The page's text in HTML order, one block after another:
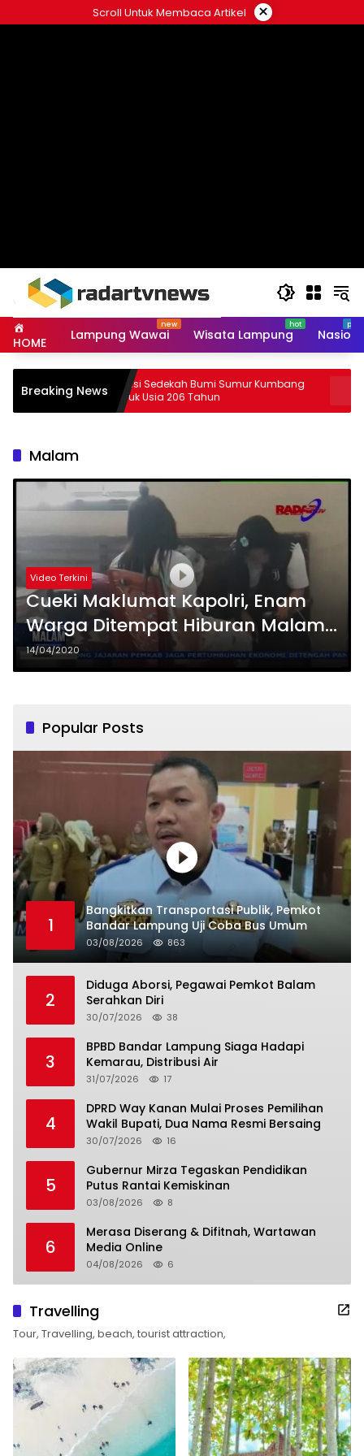
to
Scroll Untuk Membaca Artikel ×
HOME Lampung Wawai Wisata Lampung
Breaking News
Tradisi Sedekah Bumi Sumur Kumbang
Masuk Usia 206 Tahun
Malam
Video Terkini
Cueki Maklumat Kapolri, Enam
Warga Ditempat Hiburan Malam
Diciduk
14/04/2020
Popular Posts
1
Bangkitkan Transportasi Publik, Pemkot
Bandar Lampung Uji Coba Bus Umum
03/08/2026 863
2
Diduga Aborsi, Pegawai Pemkot Balam
Serahkan Diri
30/07/2026 38
3
BPBD Bandar Lampung Siaga Hadapi
Kemarau, Distribusi Air
31/07/2026 17
4
DPRD Way Kanan Mulai Proses Pemilihan
Wakil Bupati, Dua Nama Resmi Bersaing
30/07/2026 16
5
Gubernur Mirza Tegaskan Pendidikan
Putus Rantai Kemiskinan
03/08/2026 8
6
Merasa Diserang & Difitnah, Wartawan
Media Online
04/08/2026 6
Travelling
Tour, Travelling, beach, tourist attraction,